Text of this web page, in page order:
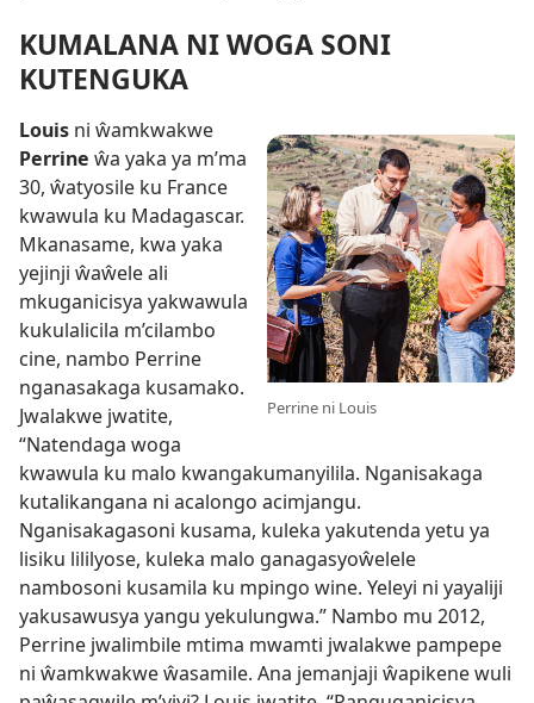
KUMALANA NI WOGA SONI
KUTENGUKA
Perrine ni Louis
Louis ni ŵamkwakwe
Perrine ŵa yaka ya m’ma
30, ŵatyosile ku France
kwawula ku Madagascar.
Mkanasame, kwa yaka
yejinji ŵaŵele ali
mkuganicisya yakwawula
kukulalicila m’cilambo
cine, nambo Perrine
nganasakaga kusamako.
Jwalakwe jwatite,
“Natendaga woga
kwawula ku malo kwangakumanyilila. Nganisakaga
kutalikangana ni acalongo acimjangu.
Nganisakagasoni kusama, kuleka yakutenda yetu ya
lisiku lililyose, kuleka malo ganagasyoŵelele
nambosoni kusamila ku mpingo wine. Yeleyi ni yayaliji
yakusawusya yangu yekulungwa.” Nambo mu 2012,
Perrine jwalimbile mtima mwamti jwalakwe pampepe
ni ŵamkwakwe ŵasamile. Ana jemanjaji ŵapikene wuli